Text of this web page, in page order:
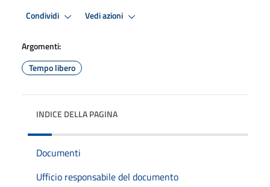
Condividi Vedi azioni
Argomenti:
Tempo libero
INDICE DELLA PAGINA
Documenti
Ufficio responsabile del documento